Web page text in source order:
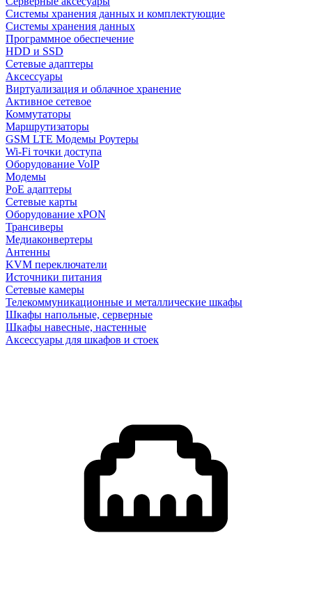
Системы хранения данных и комплектующие
Системы хранения данных
Программное обеспечение
HDD и SSD
Сетевые адаптеры
Аксессуары
Виртуализация и облачное хранение
Активное сетевое
Коммутаторы
Маршрутизаторы
GSM LTE Модемы Роутеры
Wi-Fi точки доступа
Оборудование VoIP
Модемы
PoE адаптеры
Сетевые карты
Оборудование xPON
Трансиверы
Медиаконвертеры
Антенны
KVM переключатели
Источники питания
Сетевые камеры
Телекоммуникационные и металлические шкафы
Шкафы напольные, серверные
Шкафы навесные, настенные
Аксессуары для шкафов и стоек